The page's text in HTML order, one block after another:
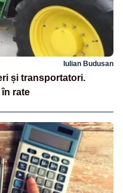
Iulian Budusan
și transportatori.
rate